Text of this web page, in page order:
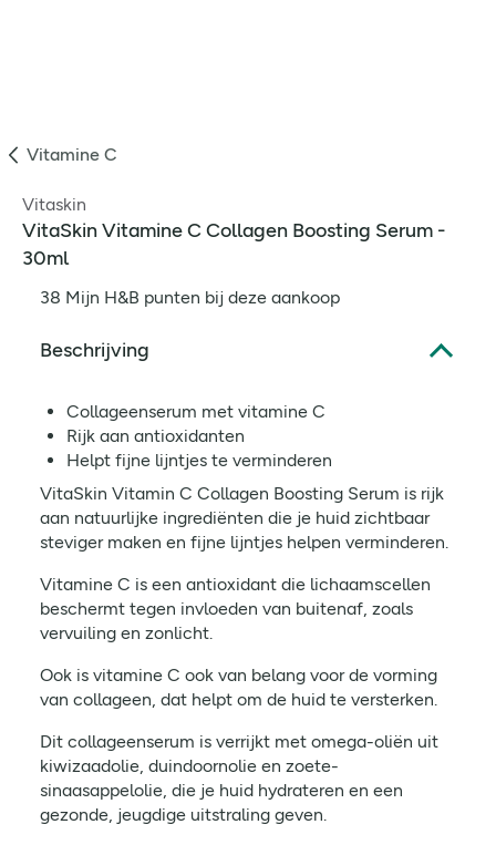
Vitamine C
Vitaskin
VitaSkin Vitamine C Collagen Boosting Serum -
30ml
38 Mijn H&B punten bij deze aankoop
Beschrijving
Collageenserum met vitamine C
Rijk aan antioxidanten
Helpt fijne lijntjes te verminderen
VitaSkin Vitamin C Collagen Boosting Serum is rijk
aan natuurlijke ingrediënten die je huid zichtbaar
steviger maken en fijne lijntjes helpen verminderen.
Vitamine C is een antioxidant die lichaamscellen
beschermt tegen invloeden van buitenaf, zoals
vervuiling en zonlicht.
Ook is vitamine C ook van belang voor de vorming
van collageen, dat helpt om de huid te versterken.
Dit collageenserum is verrijkt met omega-oliën uit
kiwizaadolie, duindoornolie en zoete-
sinaasappelolie, die je huid hydrateren en een
gezonde, jeugdige uitstraling geven.